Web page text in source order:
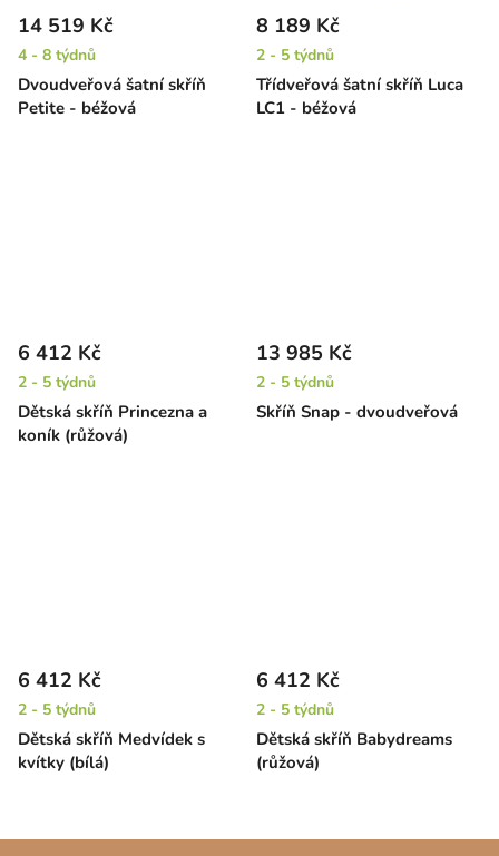
Dvoudveřová šatní skříň
Petite - béžová
14 519 Kč
4 - 8 týdnů
Třídveřová šatní skříň Luca
LC1 - béžová
8 189 Kč
2 - 5 týdnů
Dětská skříň Princezna a
koník (růžová)
6 412 Kč
2 - 5 týdnů
Skříň Snap - dvoudveřová
13 985 Kč
2 - 5 týdnů
Dětská skříň Medvídek s
kvítky (bílá)
6 412 Kč
2 - 5 týdnů
Dětská skříň Babydreams
(růžová)
6 412 Kč
2 - 5 týdnů